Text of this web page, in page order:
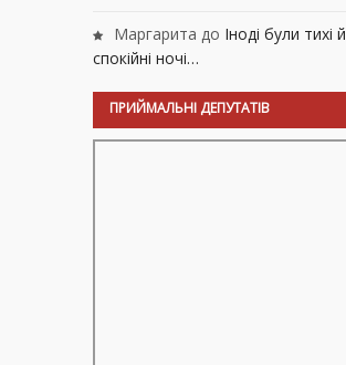
Маргарита до Іноді були тихі й
спокійні ночі…
ПРИЙМАЛЬНІ ДЕПУТАТІВ